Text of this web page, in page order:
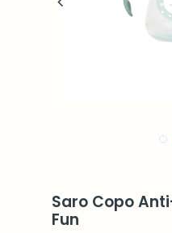
Saro Copo
Fun